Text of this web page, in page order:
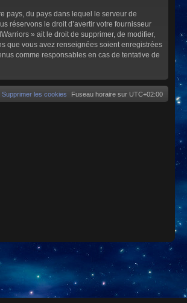
pays, du pays dans lequel le serveur de
réservons le droit d’avertir votre fournisseur
» ait le droit de supprimer, de modifier,
que vous avez renseignées soient enregistrées
comme responsables en cas de tentative de
Fuseau horaire sur UTC+02:00
Supprimer les cookies